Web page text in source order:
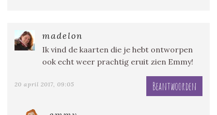
madelon
Ik vind de kaarten die je hebt ontworpen
ook echt weer prachtig eruit zien Emmy!
20 april 2017, 09:05 Beantwoorden